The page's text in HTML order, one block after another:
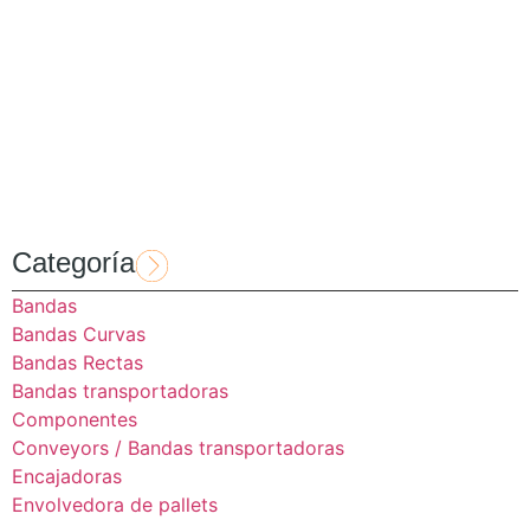
Categoría
Bandas
Bandas Curvas
Bandas Rectas
Bandas transportadoras
Componentes
Conveyors / Bandas transportadoras
Encajadoras
Envolvedora de pallets